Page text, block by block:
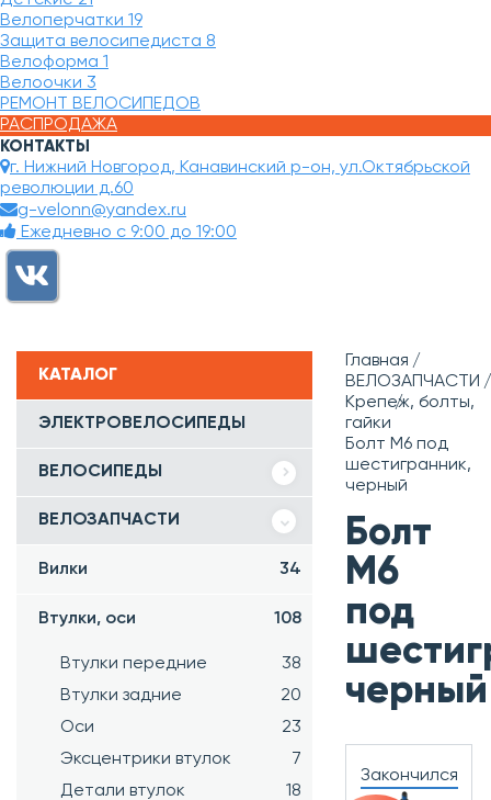
Велоперчатки 19
Защита велосипедиста 8
Велоформа 1
Велоочки 3
РЕМОНТ ВЕЛОСИПЕДОВ
РАСПРОДАЖА
КОНТАКТЫ
г. Нижний Новгород, Канавинский р-он, ул.Октябрьской
революции д.60
g-velonn@yandex.ru
Ежедневно с 9:00 до 19:00
КАТАЛОГ
ЭЛЕКТРОВЕЛОСИПЕДЫ
ВЕЛОСИПЕДЫ
ВЕЛОЗАПЧАСТИ
Вилки 34
Втулки, оси 108
Втулки передние
38
Втулки задние
20
Оси
23
Эксцентрики втулок
7
Детали втулок
18
Главная
ВЕЛОЗАПЧАСТИ
Крепеж, болты,
гайки
Болт M6 под
шестигранник,
черный
Болт
M6
под
черный
Закончился